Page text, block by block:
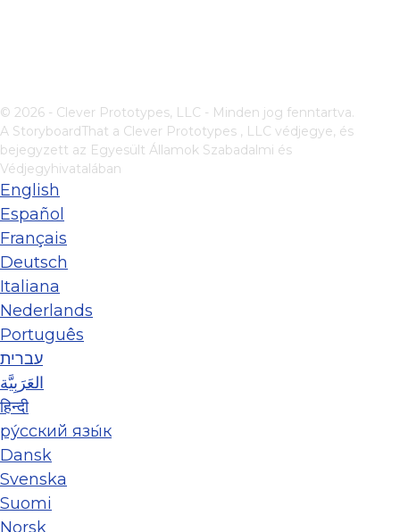
© 2026 - Clever Prototypes, LLC - Minden jog fenntartva.
A StoryboardThat a Clever Prototypes , LLC védjegye, és
bejegyzett az Egyesült Államok Szabadalmi és
Védjegyhivatalában
English
Español
Français
Deutsch
Italiana
Nederlands
Português
עברית
العَرَبِيَّة
हिन्दी
ру́сский язы́к
Dansk
Svenska
Suomi
Norsk